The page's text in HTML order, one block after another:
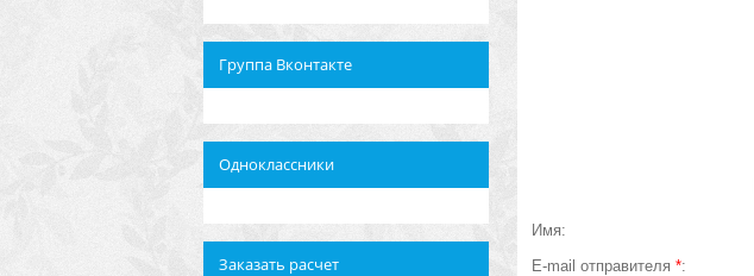
Имя:
E-mail отправителя *:
Группа Вконтакте
Одноклассники
Заказать расчет